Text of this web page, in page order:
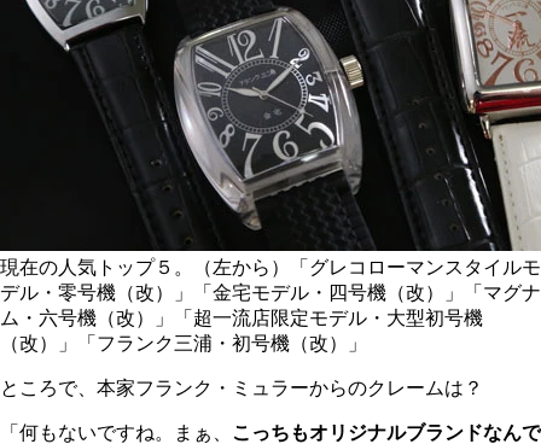
現在の人気トップ５。（左から）「グレコローマンスタイルモ
デル・零号機（改）」「金宅モデル・四号機（改）」「マグナ
ム・六号機（改）」「超一流店限定モデル・大型初号機
（改）」「フランク三浦・初号機（改）」
ところで、本家フランク・ミュラーからのクレームは？
「何もないですね。まぁ、 こっちもオリジナルブランドなんで